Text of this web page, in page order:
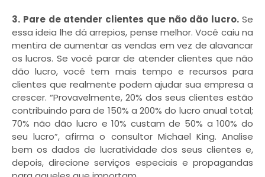
3. Pare de atender clientes que não dão lucro. Se
essa ideia lhe dá arrepios, pense melhor. Você caiu na
mentira de aumentar as vendas em vez de alavancar
os lucros. Se você parar de atender clientes que não
dão lucro, você tem mais tempo e recursos para
clientes que realmente podem ajudar sua empresa a
crescer. “Provavelmente, 20% dos seus clientes estão
contribuindo para de 150% a 200% do lucro anual total;
70% não dão lucro e 10% custam de 50% a 100% do
seu lucro”, afirma o consultor Michael King. Analise
bem os dados de lucratividade dos seus clientes e,
depois, direcione serviços especiais e propagandas